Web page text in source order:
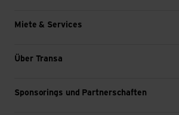
Miete & Services
Über Transa
Sponsorings und Partnerschaften